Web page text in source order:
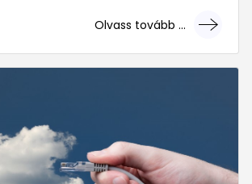
Olvass tovább ...
... mert megéri!